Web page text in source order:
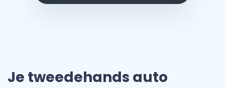
Je tweedehands auto